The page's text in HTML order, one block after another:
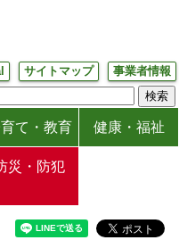
サイトマップ 事業者情報
て・教育 健康・福祉
災・防犯